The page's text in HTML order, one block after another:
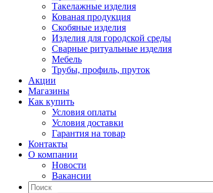
Такелажные изделия
Кованая продукция
Скобяные изделия
Изделия для городской среды
Сварные ритуальные изделия
Мебель
Трубы, профиль, пруток
Акции
Магазины
Как купить
Условия оплаты
Условия доставки
Гарантия на товар
Контакты
О компании
Новости
Вакансии